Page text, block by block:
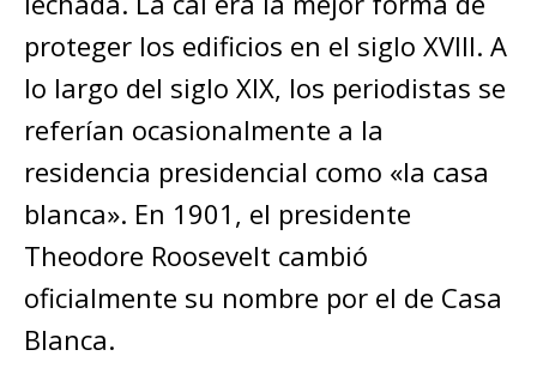
proteger los edificios en el siglo XVIII. A
lo largo del siglo XIX, los periodistas se
referían ocasionalmente a la
residencia presidencial como «la casa
blanca». En 1901, el presidente
Theodore Roosevelt cambió
oficialmente su nombre por el de Casa
Blanca.